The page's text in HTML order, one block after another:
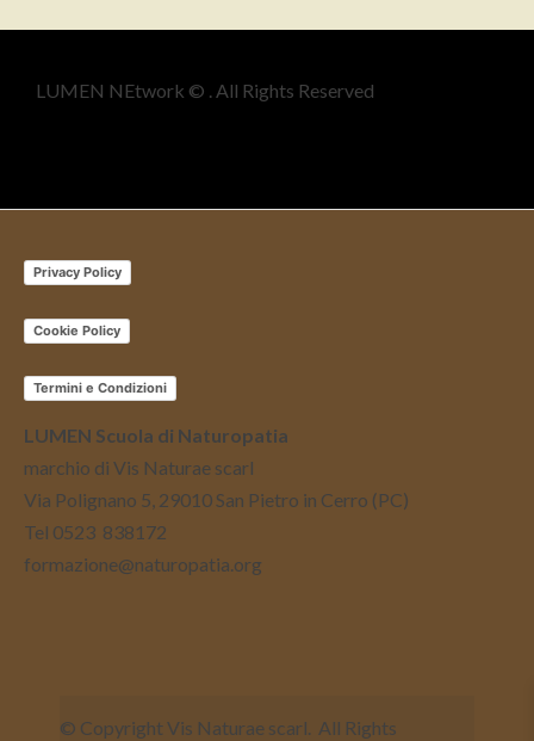
LUMEN NEtwork © . All Rights Reserved
LUMEN Scuola di Naturopatia
marchio di Vis Naturae scarl
Via Polignano 5, 29010 San Pietro in Cerro (PC)
Tel 0523 838172
formazione@naturopatia.org
Privacy Policy
Cookie Policy
Termini e Condizioni
© Copyright Vis Naturae scarl. All Rights